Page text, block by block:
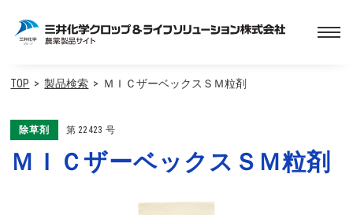
TOP 製品検索 ＭＩＣザーベックスＳＭ粒剤
除草剤 第 22423 号
ＭＩＣザーベックスＳＭ粒剤